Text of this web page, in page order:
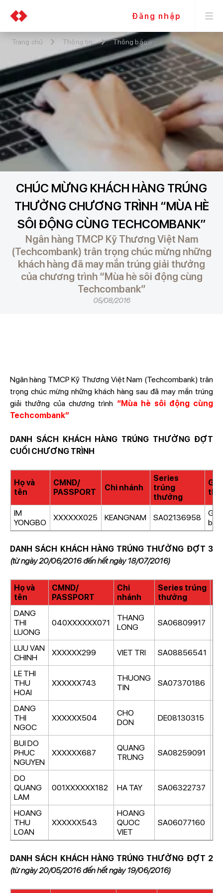
Đăng nhập
Trang chủ Thông tin Thông báo
CHÚC MỪNG KHÁCH HÀNG TRÚNG
THƯỞNG CHƯƠNG TRÌNH “MÙA HÈ
SÔI ĐỘNG CÙNG TECHCOMBANK”
Ngân hàng TMCP Kỹ Thương Việt Nam
(Techcombank) trân trọng chúc mừng những
khách hàng đã may mắn trúng giải thưởng
của chương trình “Mùa hè sôi động cùng
Techcombank”
05/08/2016
Ngân hàng TMCP Kỹ Thương Việt Nam (Techcombank) trân
trọng chúc mừng những khách hàng sau đã may mắn trúng
giải thưởng của chương trình “Mùa hè sôi động cùng
Techcombank”
DANH SÁCH KHÁCH HÀNG TRÚNG THƯỞNG ĐỢT
CUỐI CHƯƠNG TRÌNH
Họ và
tên
CMND/
PASSPORT
Chi nhánh
Series
trúng
thưởng
Giải
IM
YONGBO
XXXXXX025 KEANGNAM SA02136958
Giải
biệt
DANH SÁCH KHÁCH HÀNG TRÚNG THƯỞNG ĐỢT 3
(từ ngày 20/06/2016 đến hết ngày 18/07/2016)
Họ và
tên
CMND/
PASSPORT
Chi
nhánh
Series trúng
thưởng
DANG
THI
LUONG
040XXXXXX071
THANG
LONG
SA06809917
LUU VAN
CHINH
XXXXXX299 VIET TRI SA08856541
LE THI
THU
HOAI
XXXXXX743
THUONG
TIN
SA07370186
DANG
THI
NGOC
XXXXXX504
CHO
DON
DE08130315
BUI DO
PHUC
NGUYEN
XXXXXX687
QUANG
TRUNG
SA08259091
DO
QUANG
LAM
001XXXXXX182 HA TAY SA06322737
HOANG
THU
LOAN
XXXXXX543
HOANG
QUOC
VIET
SA06077160
DANH SÁCH KHÁCH HÀNG TRÚNG THƯỞNG ĐỢT 2
(từ ngày 20/05/2016 đến hết ngày 19/06/2016)